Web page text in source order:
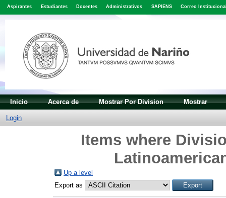
Aspirantes Estudiantes Docentes Administrativos SAPIENS Correo
Inicio Acerca de Mostrar Por Division Mostrar
Login
Items where
Up a level
Export as